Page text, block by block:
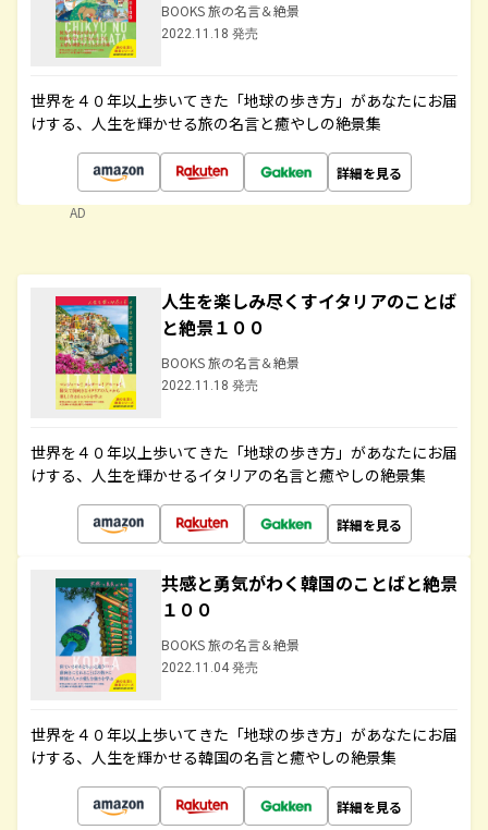
BOOKS 旅の名言＆絶景
2022.11.18 発売
世界を４０年以上歩いてきた「地球の歩き方」があなたにお届
けする、人生を輝かせる旅の名言と癒やしの絶景集
詳細を見る
AD
人生を楽しみ尽くすイタリアのことば
と絶景１００
BOOKS 旅の名言＆絶景
2022.11.18 発売
世界を４０年以上歩いてきた「地球の歩き方」があなたにお届
けする、人生を輝かせるイタリアの名言と癒やしの絶景集
詳細を見る
共感と勇気がわく韓国のことばと絶景
１００
BOOKS 旅の名言＆絶景
2022.11.04 発売
世界を４０年以上歩いてきた「地球の歩き方」があなたにお届
けする、人生を輝かせる韓国の名言と癒やしの絶景集
詳細を見る